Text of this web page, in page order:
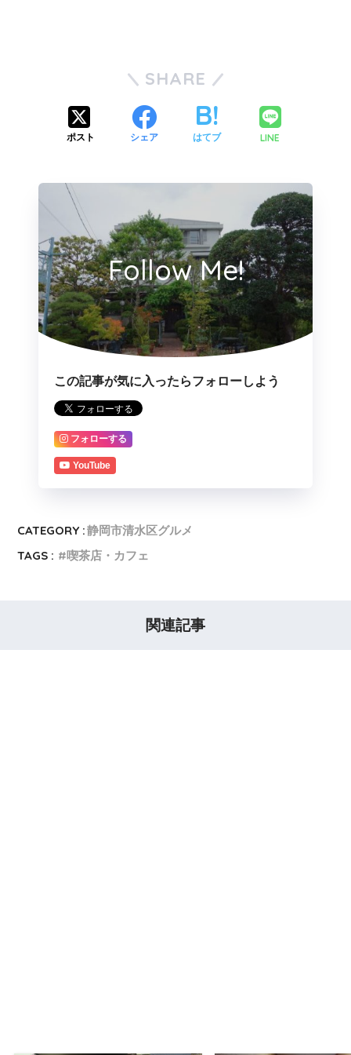
SHARE
ポスト シェア はてブ LINE
Follow Me!
この記事が気に入ったらフォローしよう
フォローする
YouTube
CATEGORY :静岡市清水区グルメ
TAGS :
喫茶店・カフェ
関連記事